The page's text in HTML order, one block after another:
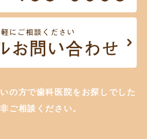
の方で歯科医院をお探しでした
ご相談ください。